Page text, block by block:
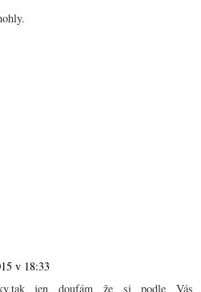
v 18:33
jen doufám že si podle Vás